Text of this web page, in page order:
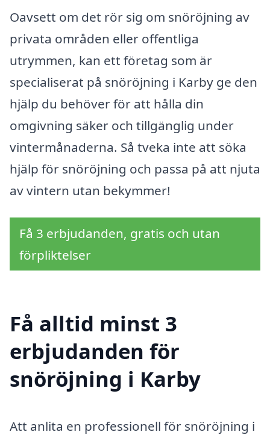
Oavsett om det rör sig om snöröjning av
privata områden eller offentliga
utrymmen, kan ett företag som är
specialiserat på snöröjning i Karby ge den
hjälp du behöver för att hålla din
omgivning säker och tillgänglig under
vintermånaderna. Så tveka inte att söka
hjälp för snöröjning och passa på att njuta
av vintern utan bekymmer!
Få 3 erbjudanden, gratis och utan
förpliktelser
Få alltid minst 3
erbjudanden för
snöröjning i Karby
Att anlita en professionell för snöröjning i